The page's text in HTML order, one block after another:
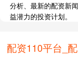
分析、最新的配资新
益潜力的投资计划。
配资110平台_